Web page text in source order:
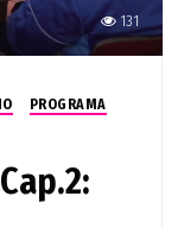
131
PROGRAMA